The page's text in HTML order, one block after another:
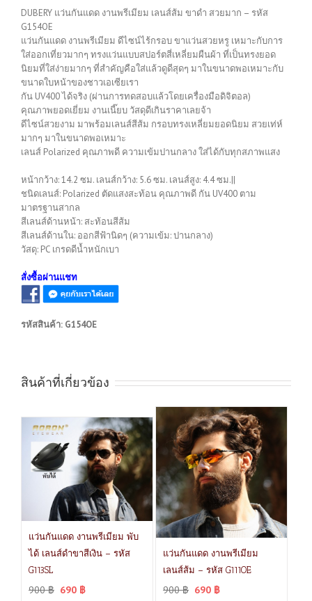
DUBERY แว่นกันแดด งานพรีเมียม เลนส์ส้ม ขาดำ สวยมาก – รหัส
G154OE
แว่นกันแดด งานพรีเมียม ดีไซน์ไร้กรอบ ขาแว่นสวยหรู เหมาะกับการ
ใส่ออกเที่ยวมากๆ ทรงแว่นแบบสปอร์ตสี่เหลี่ยมผืนผ้า ที่เป็นทรงยอด
นิยมที่ใส่ง่ายมากๆ ที่สำคัญคือใส่แล้วดูดีสุดๆ มาในขนาดพอเหมาะกับ
ขนาดใบหน้าของชาวเอเซียเรา
กัน UV400 ได้จริง (ผ่านการทดสอบแล้วโดยเครื่องมือดิจิตอล)
คุณภาพยอดเยี่ยม งานเนี๊ยบ วัสดุดีเกินราคาเลยจ้า
ดีไซน์สวยงาม มาพร้อมเลนส์สีส้ม กรอบทรงเหลี่ยมยอดนิยม สวยเท่ห์
มากๆ มาในขนาดพอเหมาะ
เลนส์ Polarized คุณภาพดี ความเข้มปานกลาง ใส่ได้กับทุกสภาพแสง
หน้ากว้าง: 14.2 ซม. เลนส์กว้าง: 5.6 ซม. เลนส์สูง: 4.4 ซม.||
ชนิดเลนส์: Polarized ตัดแสงสะท้อน คุณภาพดี กัน UV400 ตาม
มาตรฐานสากล
สีเลนส์ด้านหน้า: สะท้อนสีส้ม
สีเลนส์ด้านใน: ออกสีฟ้านิดๆ (ความเข้ม: ปานกลาง)
วัสดุ: PC เกรดดีน้ำหนักเบา
สั่งซื้อผ่านแชท
รหัสสินค้า: G154OE
สินค้าที่เกี่ยวข้อง
แว่นกันแดด งานพรีเมียม พับ
ได้ เลนส์ดำขาสีเงิน – รหัส
G113SL
900฿ 690 ฿
แว่นกันแดด งานพรีเมียม
เลนส์ส้ม – รหัส G111OE
900฿ 690 ฿